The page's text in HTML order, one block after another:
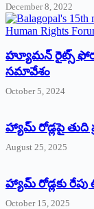
December 8, 2022
హ్యూమన్‌ రైట్స్‌
సమావేశం
October 5, 2024
హ్యామ్‌ రోడ్లపై తుది
August 25, 2025
హ్యామ్‌ రోడ్లకు
October 15, 2025